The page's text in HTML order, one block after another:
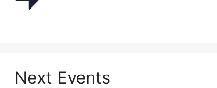
Next Events